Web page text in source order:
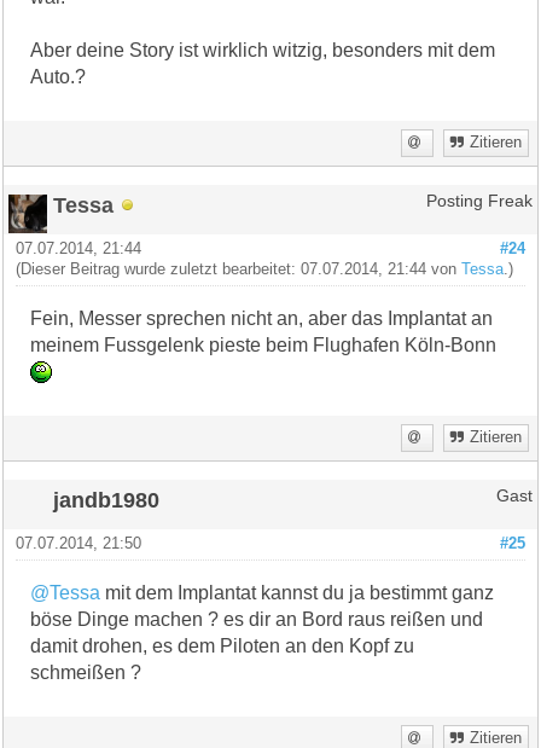
Aber deine Story ist wirklich witzig, besonders mit dem
Auto.?
Zitieren
Tessa Posting Freak
#24
07.07.2014, 21:44
(Dieser Beitrag wurde zuletzt bearbeitet: 07.07.2014, 21:44 vonTessa .)
Fein, Messer sprechen nicht an, aber das Implantat an
meinem Fussgelenk pieste beim Flughafen Köln-Bonn
Zitieren
jandb1980 Gast
#25
07.07.2014, 21:50
@Tessa mit dem Implantat kannst du ja bestimmt ganz
böse Dinge machen ? es dir an Bord raus reißen und
damit drohen, es dem Piloten an den Kopf zu
schmeißen ?
Zitieren